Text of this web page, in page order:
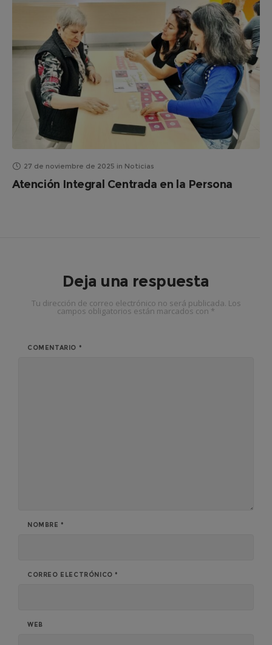
27 de noviembre de 2025 in Noticias
Atención Integral Centrada en la Persona
Deja una respuesta
Tu dirección de correo electrónico no será publicada. Los
campos obligatorios están marcados con *
COMENTARIO *
NOMBRE *
CORREO ELECTRÓNICO *
WEB